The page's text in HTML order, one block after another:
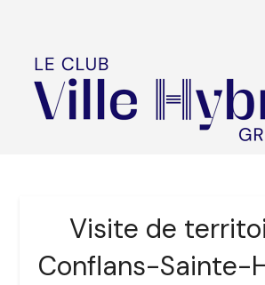
Visite de
Conflans-Sainte-